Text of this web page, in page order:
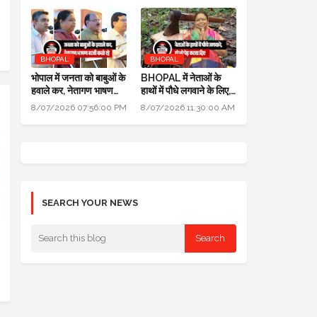
BHOPAL
भोपाल में जनता को बाबुओं के
हवाले कर, नेतागण भाषण
बाजी करते रहे: मुख्यमंत्री
8/07/2026 07:56:00 PM
BHOPAL
BHOPAL में नेताओं के
हाथों में पौधे लगवाने के लिए,
700 हरे भरे पेड़ कटवा दिए
8/07/2026 11:30:00 AM
SEARCH YOUR NEWS